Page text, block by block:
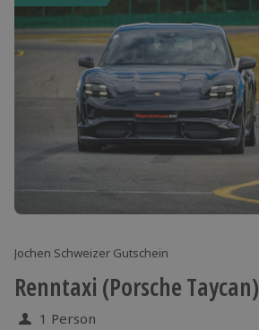
Jochen Schweizer Gutschein
Renntaxi (Porsche Taycan)
1 Person